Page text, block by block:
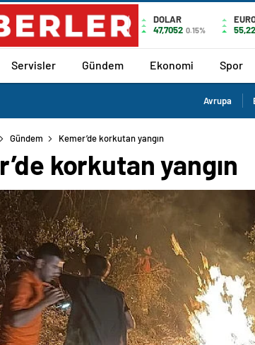
DOLAR
47,7052 0.15%
Servisler Gündem Ekonomi Spor
Avrupa
Gündem Kemer’de korkutan yangın
korkutan yangın